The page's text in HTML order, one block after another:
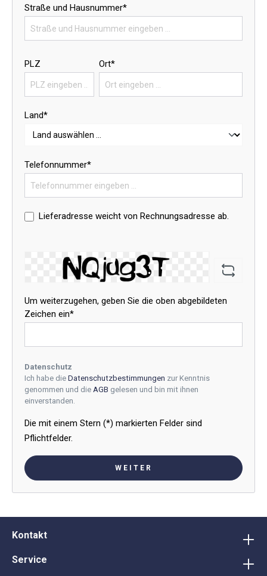
Straße und Hausnummer*
PLZ Ort*
Land*
Telefonnummer*
Lieferadresse weicht von Rechnungsadresse ab.
Um weiterzugehen, geben Sie die oben abgebildeten
Zeichen ein*
Datenschutz
Ich habe die Datenschutzbestimmungen zur Kenntnis
genommen und die AGB gelesen und bin mit ihnen
einverstanden.
Die mit einem Stern (*) markierten Felder sind
Pflichtfelder.
WEITER
Kontakt
Service